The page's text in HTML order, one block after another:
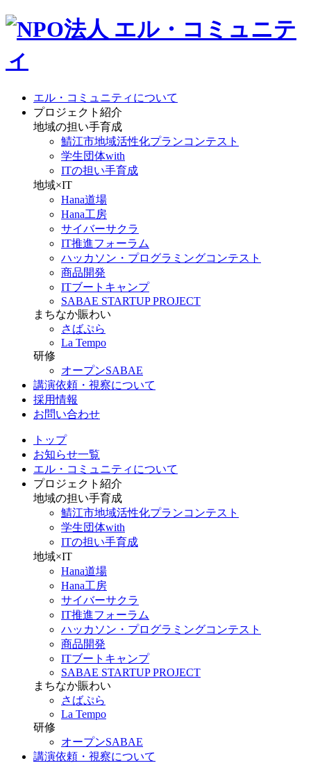
エル・コミュニティについて
プロジェクト紹介
地域の担い手育成
鯖江市地域活性化プランコンテスト
学生団体with
ITの担い手育成
地域×IT
Hana道場
Hana工房
サイバーサクラ
IT推進フォーラム
ハッカソン・プログラミングコンテスト
商品開発
ITブートキャンプ
SABAE STARTUP PROJECT
まちなか賑わい
さばぷら
La Tempo
研修
オープンSABAE
講演依頼・視察について
採用情報
お問い合わせ
トップ
お知らせ一覧
エル・コミュニティについて
プロジェクト紹介
地域の担い手育成
鯖江市地域活性化プランコンテスト
学生団体with
ITの担い手育成
地域×IT
Hana道場
Hana工房
サイバーサクラ
IT推進フォーラム
ハッカソン・プログラミングコンテスト
商品開発
ITブートキャンプ
SABAE STARTUP PROJECT
まちなか賑わい
さばぷら
La Tempo
研修
オープンSABAE
講演依頼・視察について